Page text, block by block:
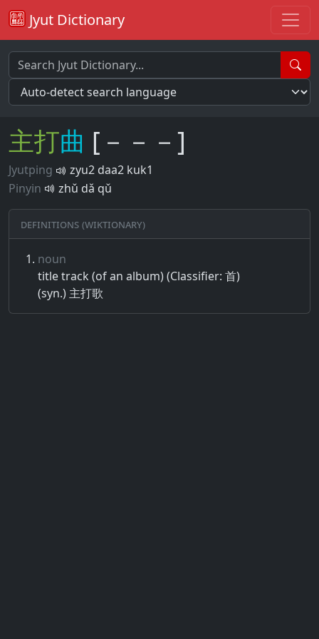
Jyut Dictionary
主打曲 [－－－]
Jyutping
zyu2 daa2 kuk1
Pinyin
zhǔ dǎ qǔ
Definitions (Wiktionary)
noun
title track (of an album) (Classifier: 首)
(syn.) 主打歌